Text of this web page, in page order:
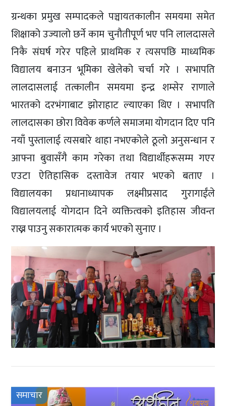
ग्रन्थका प्रमुख सम्पादकले पञ्चायतकालीन समयमा समेत
शिक्षाको उज्यालो छर्ने काम चुनौतीपूर्ण भए पनि लालदासले
निकै संघर्ष गरेर पहिले प्राथमिक र त्यसपछि माध्यमिक
विद्यालय बनाउन भूमिका खेलेको चर्चा गरे । सभापति
लालदासलाई तत्कालीन समयमा इन्द्र शम्सेर राणाले
भारतको दरभंगाबाट झोराहाट ल्याएका थिए । सभापति
लालदासका छोरा विवेक कर्णले समाजमा योगदान दिए पनि
नयाँ पुस्तालाई त्यसबारे थाहा नभएकोले ठूलो अनुसन्धान र
आफ्ना बुवासँगै काम गरेका तथा विद्यार्थीहरूसम्म गएर
एउटा ऐतिहासिक दस्तावेज तयार भएको बताए ।
विद्यालयका प्रधानाध्यापक लक्ष्मीप्रसाद गुरागाईंले
विद्यालयलाई योगदान दिने व्यक्तित्वको इतिहास जीवन्त
राख्न पाउनु सकारात्मक कार्य भएको सुनाए ।
समाचार